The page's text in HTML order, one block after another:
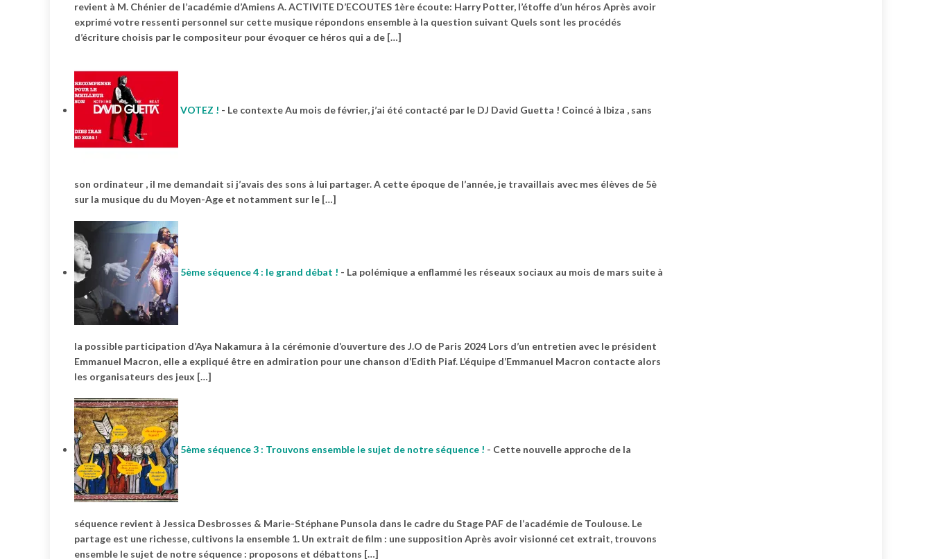
revient à M. Chénier de l’académie d’Amiens A. ACTIVITE D’ECOUTES 1ère écoute: Harry Potter, l’étoffe d’un héros Après avoir
exprimé votre ressenti personnel sur cette musique répondons ensemble à la question suivant Quels sont les procédés
d’écriture choisis par le compositeur pour évoquer ce héros qui a de […]
VOTEZ ! - Le contexte Au mois de février, j’ai été contacté par le DJ David Guetta ! Coincé à Ibiza , sans
son ordinateur , il me demandait si j’avais des sons à lui partager. A cette époque de l’année, je travaillais avec mes élèves de 5è
sur la musique du du Moyen-Age et notamment sur le […]
5ème séquence 4 : le grand débat ! - La polémique a enflammé les réseaux sociaux au mois de mars suite à
la possible participation d’Aya Nakamura à la cérémonie d’ouverture des J.O de Paris 2024 Lors d’un entretien avec le président
Emmanuel Macron, elle a expliqué être en admiration pour une chanson d’Edith Piaf. L’équipe d’Emmanuel Macron contacte alors
les organisateurs des jeux […]
5ème séquence 3 : Trouvons ensemble le sujet de notre séquence ! - Cette nouvelle approche de la
séquence revient à Jessica Desbrosses & Marie-Stéphane Punsola dans le cadre du Stage PAF de l’académie de Toulouse. Le
partage est une richesse, cultivons la ensemble 1. Un extrait de film : une supposition Après avoir visionné cet extrait, trouvons
ensemble le sujet de notre séquence : proposons et débattons […]